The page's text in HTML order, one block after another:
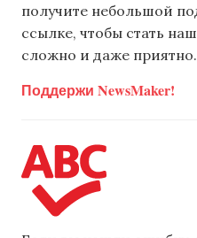
получите небольшой
ссылке, чтобы стать
сложно и даже приятно.
Поддержи NewsMaker!